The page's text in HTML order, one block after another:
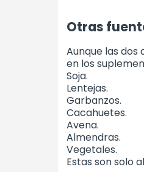
Otras
Aunque las
en los
Soja.
Lentejas.
Garbanzos.
Cacahuetes.
Avena.
Almendras.
Vegetales.
Estas son solo